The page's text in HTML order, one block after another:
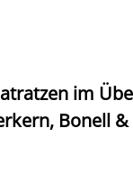
im
Bonell &